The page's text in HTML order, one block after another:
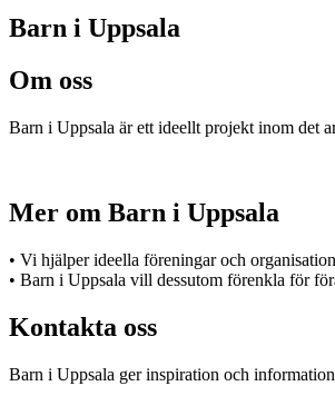
Barn i Uppsala
Om oss
Barn i Uppsala är ett ideellt projekt inom det
Mer om Barn i Uppsala
• Vi hjälper ideella föreningar och
• Barn i Uppsala vill dessutom förenkla för
Kontakta oss
Barn i Uppsala ger inspiration och